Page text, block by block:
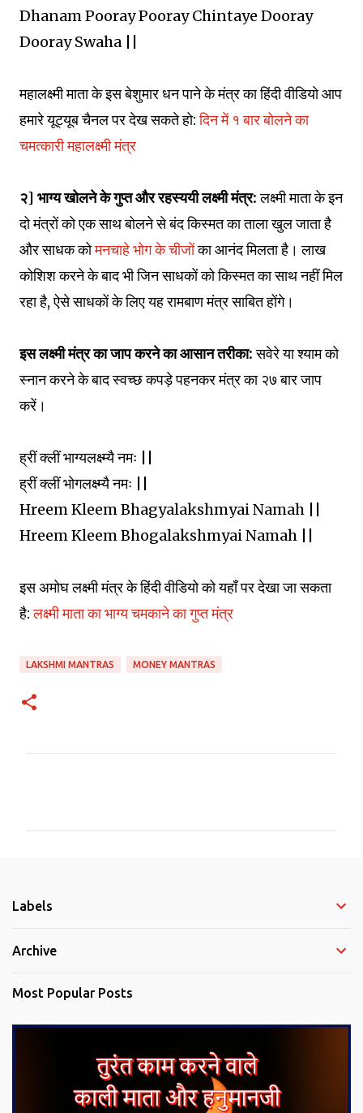
Dhanam Pooray Pooray Chintaye Dooray
Dooray Swaha ||
महालक्ष्मी माता के इस बेशुमार धन पाने के मंत्र का हिंदी वीडियो आप
हमारे यूट्यूब चैनल पर देख सकते हो:दिन में १ बार बोलने का
चमत्कारी महालक्ष्मी मंत्र
२] भाग्य खोलने के गुप्त और रहस्ययी लक्ष्मी मंत्र:लक्ष्मी माता के इन
दो मंत्रों को एक साथ बोलने से बंद किस्मत का ताला खुल जाता है
और साधक कोमनचाहे भोग के चीजोंका आनंद मिलता है। लाख
कोशिश करने के बाद भी जिन साधकों को किस्मत का साथ नहीं मिल
रहा है, ऐसे साधकों के लिए यह रामबाण मंत्र साबित होंगे।
इस लक्ष्मी मंत्र का जाप करने का आसान तरीका:सवेरे या श्याम को
स्नान करने के बाद स्वच्छ कपड़े पहनकर मंत्र का २७ बार जाप
करें।
ह्रीं क्लीं भाग्यलक्ष्म्यै नमः ||
ह्रीं क्लीं भोगलक्ष्म्यै नमः ||
Hreem Kleem Bhagyalakshmyai Namah ||
Hreem Kleem Bhogalakshmyai Namah ||
इस अमोघ लक्ष्मी मंत्र के हिंदी वीडियो को यहाँ पर देखा जा सकता
है:लक्ष्मी माता का भाग्य चमकाने का गुप्त मंत्र
LAKSHMI MANTRAS MONEY MANTRAS
n
s
Labels
Archive
Most Popular Posts